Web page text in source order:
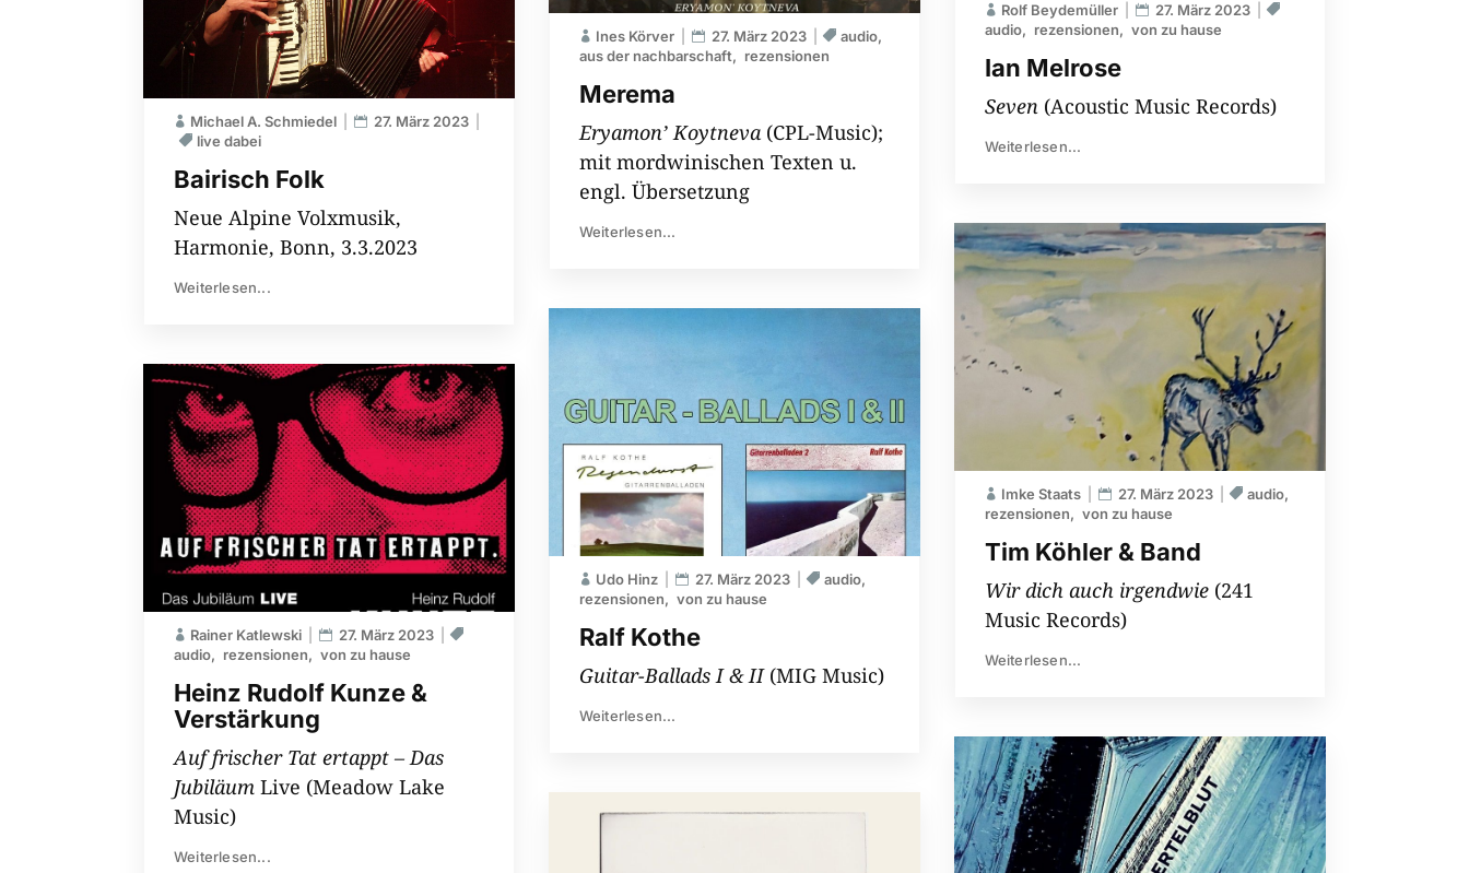
Bairisch Folk
Michael A. Schmiedel
27. März 2023
live dabei
Neue Alpine Volxmusik,
Harmonie, Bonn, 3.3.2023
Weiterlesen...
Heinz Rudolf Kunze &
Verstärkung
Rainer Katlewski
27. März 2023
audio
rezensionen von zu hause
Auf frischer Tat ertappt – Das
Jubiläum Live (Meadow Lake
Music)
Weiterlesen...
Merema
Ines Körver 27. März 2023
audio
aus der nachbarschaft
rezensionen
Eryamon’ Koytneva(CPL-Music);
mit mordwinischen Texten u.
engl. Übersetzung
Weiterlesen...
Ralf Kothe
Udo Hinz 27. März 2023
audio
rezensionen
von zu hause
Guitar-Ballads I & II(MIG Music)
Weiterlesen...
Ian Melrose
Rolf Beydemüller
27. März 2023
audio
rezensionen von zu hause
Seven(Acoustic Music Records)
Weiterlesen...
Tim Köhler & Band
Imke Staats 27. März 2023
audio
rezensionen
von zu hause
Wir dich auch irgendwie(241
Music Records)
Weiterlesen...